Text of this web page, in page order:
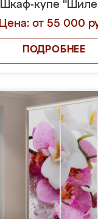
Шкаф-купе
Цена: от 55 000
ПОДРОБНЕЕ